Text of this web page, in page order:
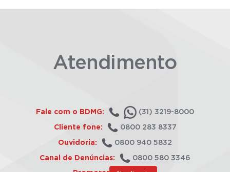
Atendimento
Fale com o BDMG: (31) 3219-8000
Cliente fone: 0800 283 8337
Ouvidoria: 0800 940 5832
Canal de Denúncias: 0800 580 3346